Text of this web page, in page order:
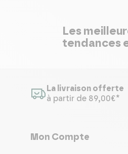
Les
tendances
La livraison offerte
à partir de 89,00€*
Mon Compte